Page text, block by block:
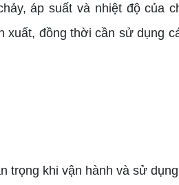
áp suất và nhiệt độ của
xuất, đồng thời cần sử dụng
trọng khi vận hành và sử